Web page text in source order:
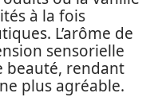
à la fois
L’arôme de
sensorielle
beauté, rendant
plus agréable.